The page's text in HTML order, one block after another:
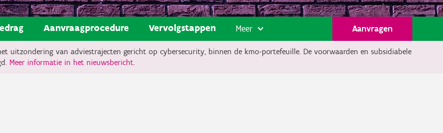
Aanvraagprocedure Vervolgstappen Aanvragen
Meer
uitzondering van adviestrajecten gericht op cybersecurity, binnen de kmo-portefeuille. De voorwaarden en subsidiabele
Meer informatie in het nieuwsbericht